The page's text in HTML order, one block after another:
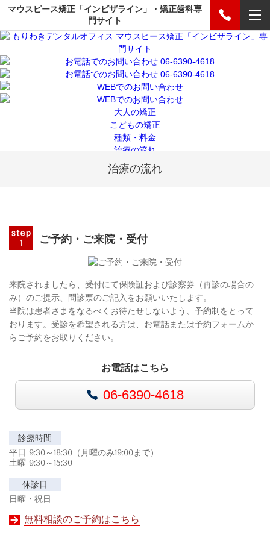
マウスピース矯正「インビザライン」・矯正歯科専
門サイト
大人の矯正
こどもの矯正
種類・料金
治療の流れ
院長プロフィール
交通アクセス
種類・料金
院長プロフィール
院内ツアー・設備紹介
交通アクセス
院長コラム
スタッフブログ
よくあるご質問
無料相談予約
治療の流れ
ご予約・ ご来院・受付
来院されましたら、受付にて保険証および診察券（再診の場合の
み）のご提示、問診票のご記入をお願いいたします。
当院は患者さまをなるべくお待たせしないよう、予約制をとって
おります。受診を希望される方は、お電話または予約フォームか
らご予約をお取りください。
お電話はこちら
06-6390-4618
診療時間
平日 9:30～18:30（月曜のみ19:00まで）
土曜 9:30～15:30
休診日
日曜・祝日
無料相談のご予約はこちら